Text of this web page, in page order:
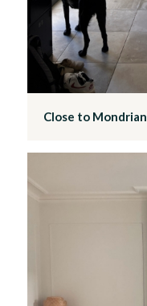
Close to Mondrian